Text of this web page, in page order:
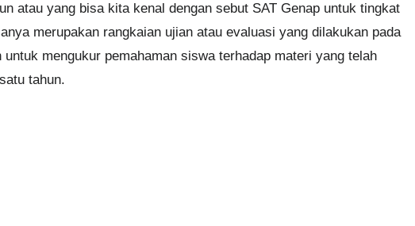
atau yang bisa kita kenal dengan sebut SAT Genap untuk tingkat
merupakan rangkaian ujian atau evaluasi yang dilakukan pada
untuk mengukur pemahaman siswa terhadap materi yang telah
tahun.